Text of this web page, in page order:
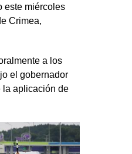
este miércoles
Crimea,
a los
el gobernador
la aplicación de